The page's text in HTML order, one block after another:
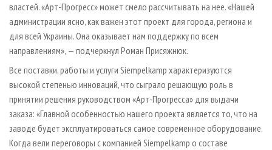
властей. «Арт-Прогресс» может смело рассчитывать на нее. «Нашей
администрации ясно, как важен этот проект для города, региона и
для всей Украины. Она оказывает нам поддержку по всем
направлениям», — подчеркнул Роман Присяжнюк.
Все поставки, работы и услуги Siempelkamp характеризуются
высокой степенью инноваций, что сыграло решающую роль в
принятии решения руководством «Арт-Прогресса» для выдачи
заказа: «Главной особенностью нашего проекта является то, что на
заводе будет эксплуатироваться самое современное оборудование.
Когда вели переговоры с компанией Siempelkamp о составе